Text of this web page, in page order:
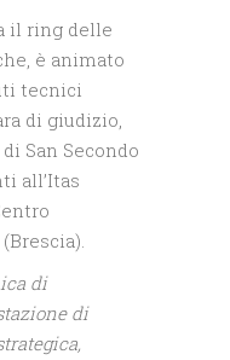
il ring delle
è animato
tecnici
di giudizio,
San Secondo
all’Itas
di
di